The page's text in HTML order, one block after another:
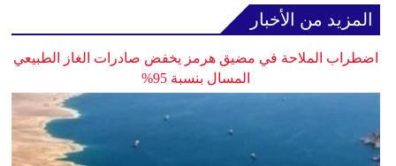
المزيد من الأخبار
اضطراب الملاحة في مضيق هرمز يخفض صادرات الغاز الطبيعي
المسال بنسبة 95%